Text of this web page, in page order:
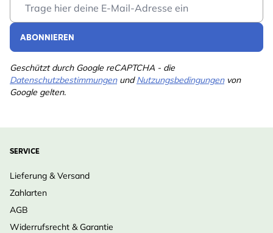
ABONNIEREN
Geschützt durch Google reCAPTCHA - die
DatenschutzbestimmungenundNutzungsbedingungenvon
Google gelten.
SERVICE
Lieferung & Versand
Zahlarten
AGB
Widerrufsrecht & Garantie